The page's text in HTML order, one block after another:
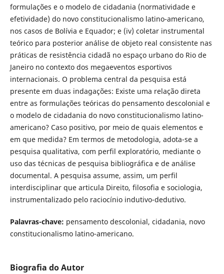
formulações e o modelo de cidadania (normatividade e
efetividade) do novo constitucionalismo latino-americano,
nos casos de Bolívia e Equador; e (iv) coletar instrumental
teórico para posterior análise de objeto real consistente nas
práticas de resistência cidadã no espaço urbano do Rio de
Janeiro no contexto dos megaeventos esportivos
internacionais. O problema central da pesquisa está
presente em duas indagações: Existe uma relação direta
entre as formulações teóricas do pensamento descolonial e
o modelo de cidadania do novo constitucionalismo latino-
americano? Caso positivo, por meio de quais elementos e
em que medida? Em termos de metodologia, adota-se a
pesquisa qualitativa, com perfil exploratório, mediante o
uso das técnicas de pesquisa bibliográfica e de análise
documental. A pesquisa assume, assim, um perfil
interdisciplinar que articula Direito, filosofia e sociologia,
instrumentalizado pelo raciocínio indutivo-dedutivo.
Palavras-chave: pensamento descolonial, cidadania, novo
constitucionalismo latino-americano.
Biografia do Autor